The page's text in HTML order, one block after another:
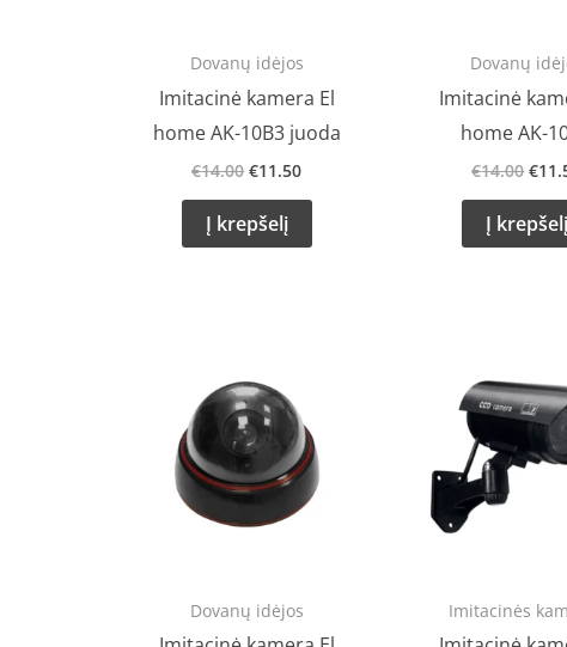
Dovanų idėjos
Imitacinė kamera El
home AK-10B3 juoda
€14.00 €11.50
Į krepšelį
Dovanų
Imitacinė
home AK-
€14.00 €
Į krepšelį
Dovanų idėjos
was:
€10.90.
Imitacinės
was: